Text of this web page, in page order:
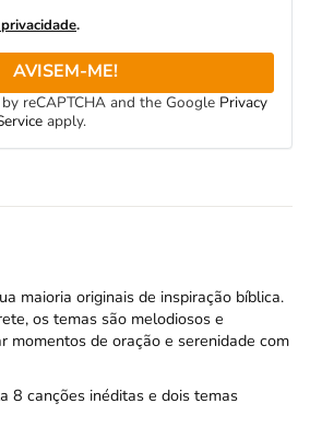
.
AVISEM-ME!
reCAPTCHA and the Google Privacy
apply.
maioria originais de inspiração bíblica.
os temas são melodiosos e
momentos de oração e serenidade com
8 canções inéditas e dois temas